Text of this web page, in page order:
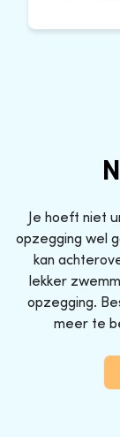
Je hoeft niet
opzegging wel
kan
lekker
opzegging.
meer te